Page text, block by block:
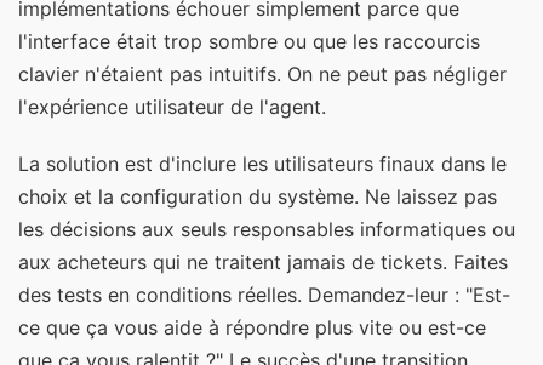
implémentations échouer simplement parce que
l'interface était trop sombre ou que les raccourcis
clavier n'étaient pas intuitifs. On ne peut pas négliger
l'expérience utilisateur de l'agent.
La solution est d'inclure les utilisateurs finaux dans le
choix et la configuration du système. Ne laissez pas
les décisions aux seuls responsables informatiques ou
aux acheteurs qui ne traitent jamais de tickets. Faites
des tests en conditions réelles. Demandez-leur : "Est-
ce que ça vous aide à répondre plus vite ou est-ce